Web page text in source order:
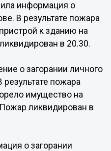
информация о
В результате пожара
к зданию на
в 20.30.
о загорании личного
пожара
имущество на
ликвидирован в
о загорании